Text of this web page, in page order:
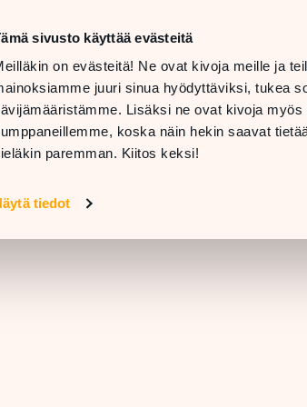
sivusto käyttää evästeitä
on evästeitä! Ne ovat kivoja meille ja
juuri sinua hyödyttäviksi, tukea
Lisäksi ne ovat kivoja
koska näin hekin saavat
paremman. Kiitos keksi!
tiedot
LIIKKEET
JA
PALVELUT
RAVINTOLAT